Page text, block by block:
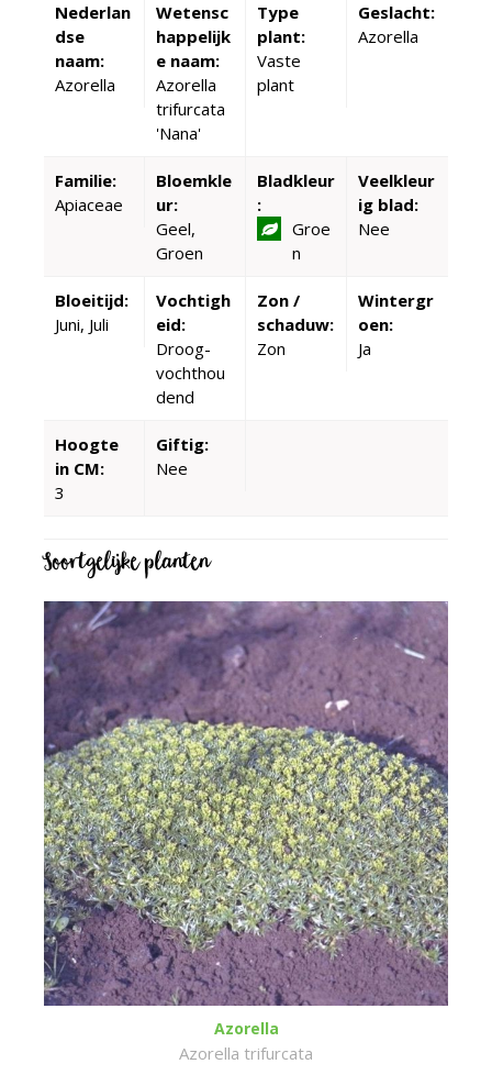
Nederlan
dse
naam:
Azorella
Wetensc
happelijk
e naam:
Azorella
trifurcata
'Nana'
Type
plant:
Vaste
plant
Geslacht:
Azorella
Familie:
Apiaceae
Bloemkle
ur:
Geel,
Groen
Bladkleur
:
Groe
n
Veelkleur
ig blad:
Nee
Bloeitijd:
Juni, Juli
Vochtigh
eid:
Droog-
vochthou
dend
Zon /
schaduw:
Zon
Wintergr
oen:
Ja
Hoogte
in CM:
3
Giftig:
Nee
Soortgelijke planten
Azorella
Azorella trifurcata